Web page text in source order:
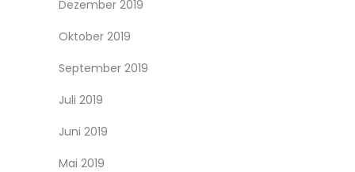
Dezember 2019
Oktober 2019
September 2019
Juli 2019
Juni 2019
Mai 2019